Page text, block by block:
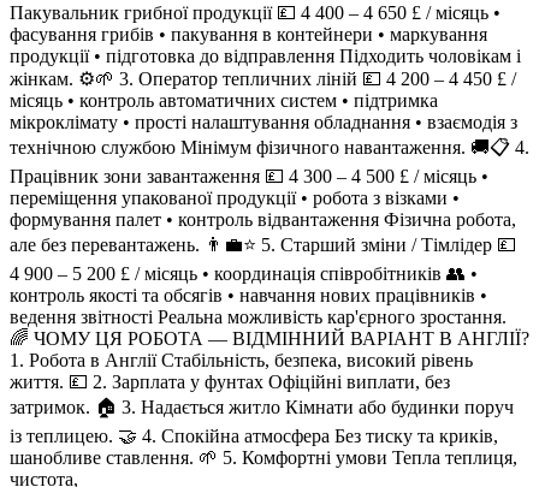
Пакувальник грибної продукції 💷 4 400 – 4 650 £ / місяць •
фасування грибів • пакування в контейнери • маркування
продукції • підготовка до відправлення Підходить чоловікам і
жінкам. ⚙️🌱 3. Оператор тепличних ліній 💷 4 200 – 4 450 £ /
місяць • контроль автоматичних систем • підтримка
мікроклімату • прості налаштування обладнання • взаємодія з
технічною службою Мінімум фізичного навантаження. 🚚📋 4.
Працівник зони завантаження 💷 4 300 – 4 500 £ / місяць •
переміщення упакованої продукції • робота з візками •
формування палет • контроль відвантаження Фізична робота,
але без перевантажень. 👨‍💼⭐️ 5. Старший зміни / Тімлідер 💷
4 900 – 5 200 £ / місяць • координація співробітників 👥 •
контроль якості та обсягів • навчання нових працівників •
ведення звітності Реальна можливість кар'єрного зростання.
🌈 ЧОМУ ЦЯ РОБОТА — ВІДМІННИЙ ВАРІАНТ В АНГЛІЇ?
1. Робота в Англії Стабільність, безпека, високий рівень
життя. 💷 2. Зарплата у фунтах Офіційні виплати, без
затримок. 🏠 3. Надається житло Кімнати або будинки поруч
із теплицею. 🤝 4. Спокійна атмосфера Без тиску та криків,
шанобливе ставлення. 🌱 5. Комфортні умови Тепла теплиця,
чистота,